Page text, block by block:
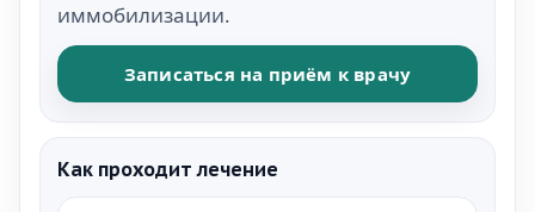
иммобилизации.
Записаться на приём к врачу
Как проходит лечение